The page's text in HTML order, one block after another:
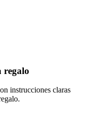
regalo
instrucciones claras